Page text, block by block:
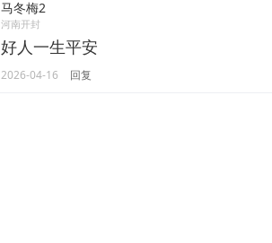
马冬梅2
河南开封
好人一生平安
2026-04-16 回复